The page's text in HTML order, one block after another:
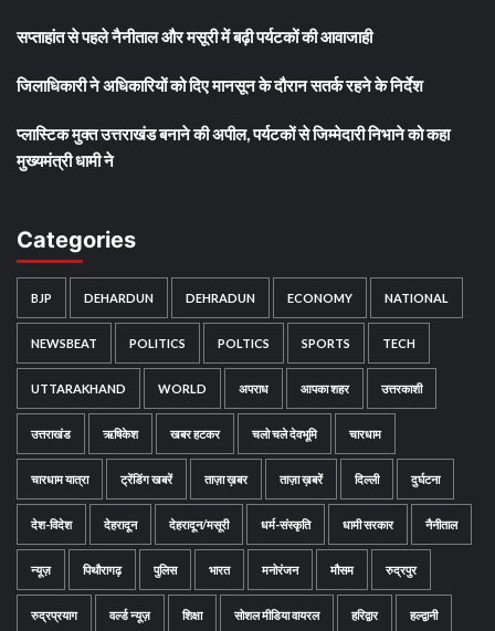
सप्ताहांत से पहले नैनीताल और मसूरी में बढ़ी पर्यटकों की आवाजाही
जिलाधिकारी ने अधिकारियों को दिए मानसून के दौरान सतर्क रहने के निर्देश
प्लास्टिक मुक्त उत्तराखंड बनाने की अपील, पर्यटकों से जिम्मेदारी निभाने को कहा
मुख्यमंत्री धामी ने
Categories
BJP DEHARDUN DEHRADUN ECONOMY NATIONAL
NEWSBEAT POLITICS POLTICS SPORTS TECH
UTTARAKHAND WORLD अपराध आपका शहर उत्तरकाशी
उत्तराखंड ऋषिकेश खबर हटकर चलो चले देवभूमि चारधाम
चारधाम यात्रा ट्रेंडिंग खबरें ताज़ा ख़बर ताज़ा ख़बरें दिल्ली दुर्घटना
देश-विदेश देहरादून देहरादून/मसूरी धर्म-संस्कृति धामी सरकार नैनीताल
न्यूज़ पिथौरागढ़ पुलिस भारत मनोरंजन मौसम रुद्रपुर
रुद्रप्रयाग वर्ल्ड न्यूज़ शिक्षा सोशल मीडिया वायरल हरिद्वार हल्द्वानी